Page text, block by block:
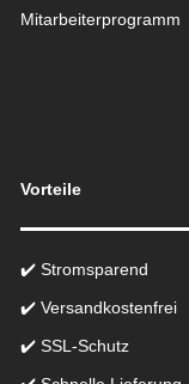
Mitarbeiterprogramm
Vorteile
✔️ Stromsparend
✔️ Versandkostenfrei
✔️ SSL-Schutz